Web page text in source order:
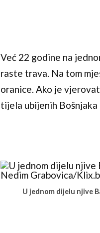
Već 22 godine na
raste trava. Na tom
oranice. Ako je
tijela ubijenih Bošnjaka
U jednom dijelu njive